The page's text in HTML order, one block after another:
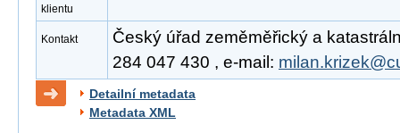
klientu
Kontakt
Český úřad zeměměřický a
284 047 430 , e-mail:
Detailní metadata
Metadata XML